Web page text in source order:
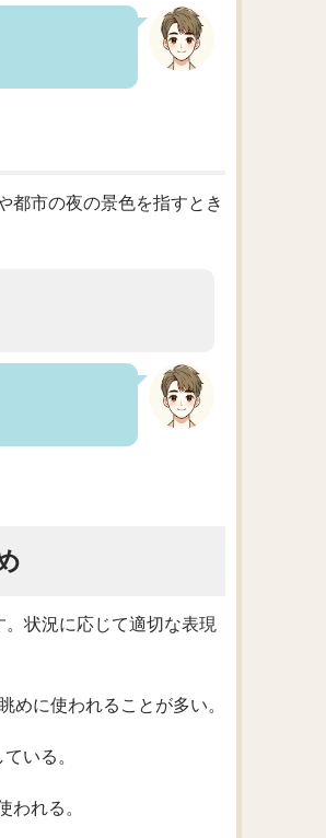
都市の夜の景色を指すとき
状況に応じて適切な表現
めに使われることが多い。
いる。
われる。